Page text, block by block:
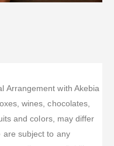
Arrangement with Akebia
wines, chocolates,
and colors, may differ
are subject to any